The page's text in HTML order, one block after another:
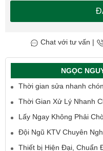
Chat với tư vấn |
NGỌC
Thời gian sửa nhanh
Thời Gian Xử Lý Nhanh
Lấy Ngay Không Phải
Đội Ngũ KTV Chuyên
Thiết bị Hiện Đại, Chuẩn